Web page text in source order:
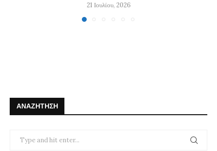
21 Ιουλίου, 2026
ΑΝΑΖΉΤΗΣΗ